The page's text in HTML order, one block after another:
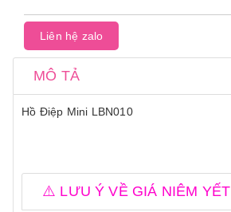
Liên hệ zalo
MÔ TẢ
Hồ Điệp Mini LBN010
⚠️ LƯU Ý VỀ GIÁ NIÊM YẾT